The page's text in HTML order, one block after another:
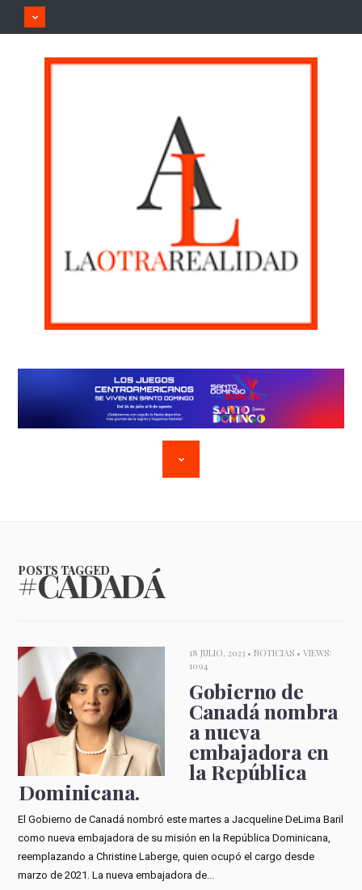
POSTS TAGGED
#CADADÁ
18 JULIO, 2023 • NOTICIAS• VIEWS:
1094
Gobierno de
Canadá nombra
a nueva
embajadora en
la República
Dominicana.
El Gobierno de Canadá nombró este martes a Jacqueline DeLima Baril
como nueva embajadora de su misión en la República Dominicana,
reemplazando a Christine Laberge, quien ocupó el cargo desde
marzo de 2021. La nueva embajadora de...